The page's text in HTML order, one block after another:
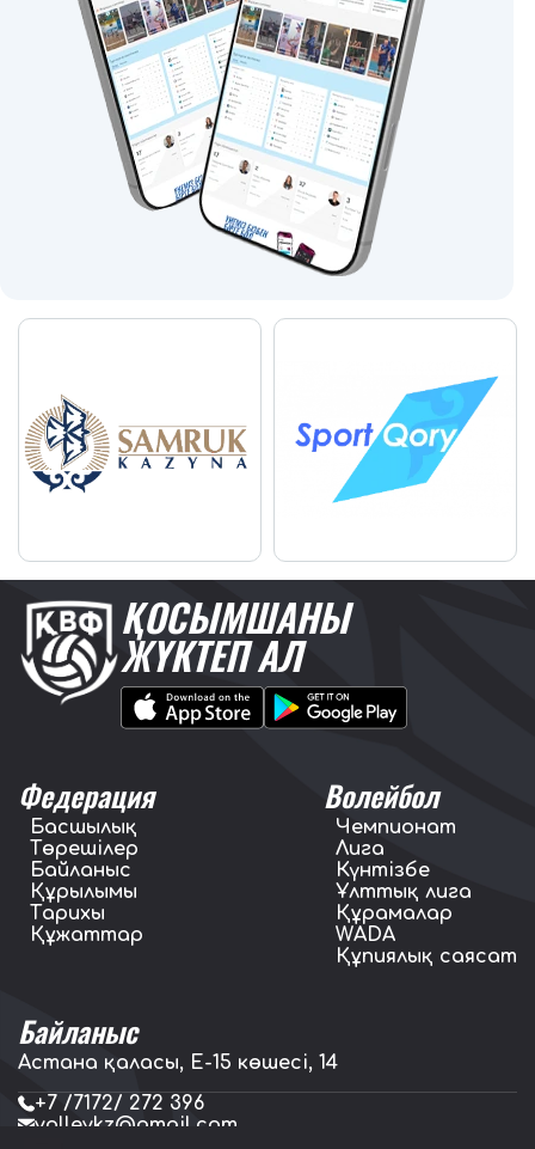
ҚОСЫМШАНЫ
ЖҮКТЕП АЛ
Федерация
Басшылық
Төрешілер
Байланыс
Құрылымы
Тарихы
Құжаттар
Волейбол
Чемпионат
Лига
Күнтізбе
Ұлттық лига
Құрамалар
WADA
Құпиялық саясат
Байланыс
Астана қаласы, E-15 көшесі, 14
+7 /7172/ 272 396
volleykz@gmail.com